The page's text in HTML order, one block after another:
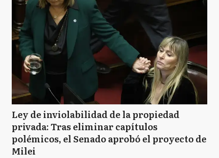
Ley de inviolabilidad de la propiedad
privada: Tras eliminar capítulos
polémicos, el Senado aprobó el proyecto de
Milei